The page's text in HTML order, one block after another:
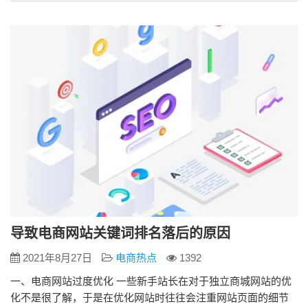
导致电商网站关键词排名落后的原因
2021年8月27日 电商热点
1392
一、电商网站过度优化 一些新手站长在对于独立商城网站的优
化不是很了解，于是在优化网站时往往会注重网站页面的细节